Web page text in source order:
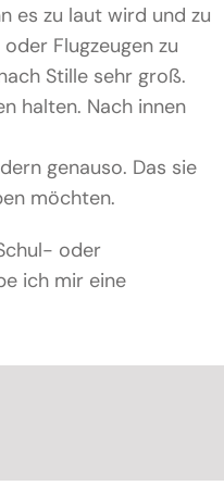
es zu laut wird und zu
Flugzeugen zu
Stille sehr groß.
halten. Nach innen
genauso. Das sie
möchten.
oder
ich mir eine